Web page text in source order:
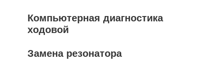
Компьютерная диагностика
ходовой
Замена резонатора